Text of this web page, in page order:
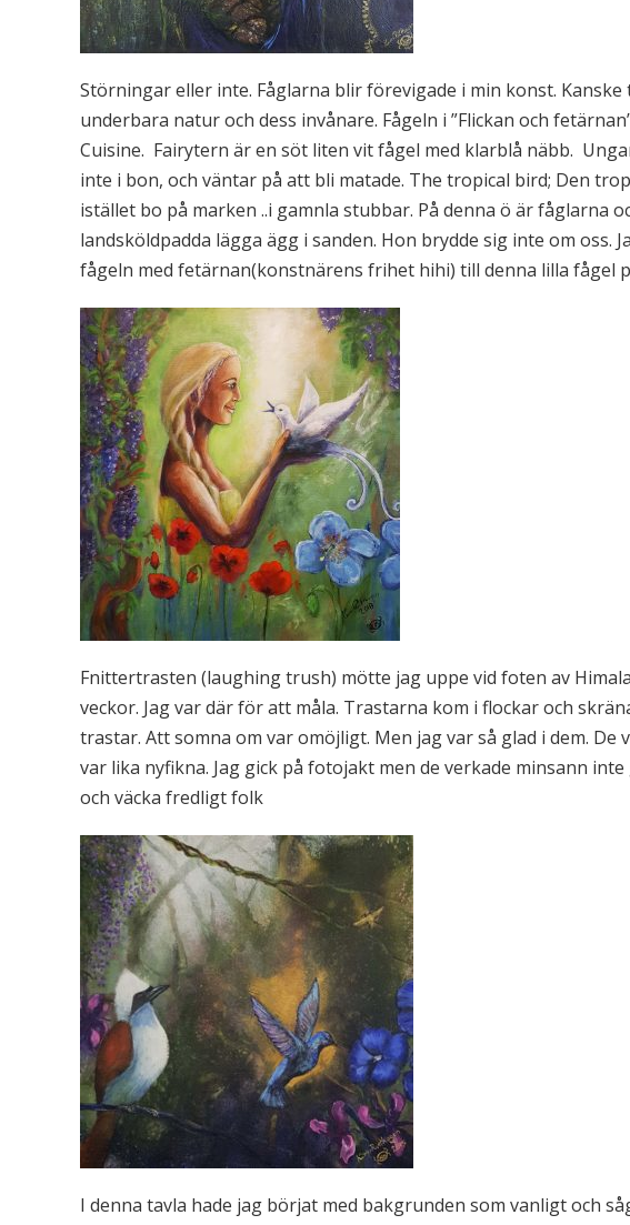
Störningar eller inte. Fåglarna blir förevigade i min konst.
underbara natur och dess invånare. Fågeln i ”Flickan och
Cuisine. Fairytern är en söt liten vit fågel med klarblå näbb.
inte i bon, och väntar på att bli matade. The tropical bird; Den
istället bo på marken ..i gamnla stubbar. På denna ö är fåglarna
landsköldpadda lägga ägg i sanden. Hon brydde sig inte om
fågeln med fetärnan(konstnärens frihet hihi) till denna lilla fågel
Fnittertrasten (laughing trush) mötte jag uppe vid foten av
veckor. Jag var där för att måla. Trastarna kom i flockar och
trastar. Att somna om var omöjligt. Men jag var så glad i dem.
var lika nyfikna. Jag gick på fotojakt men de verkade minsann
och väcka fredligt folk
I denna tavla hade jag börjat med bakgrunden som vanligt och